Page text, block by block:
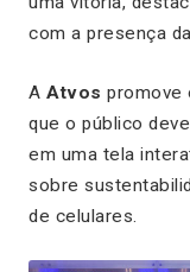
com a presença
A Atvos promove
que o público
em uma tela
sobre
de celulares.